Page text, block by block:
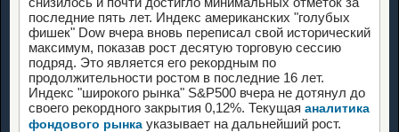
последние пять лет. Индекс американских "голубых
фишек" Dow вчера вновь переписал свой исторический
максимум, показав рост десятую торговую сессию
подряд. Это является его рекордным по
продолжительности ростом в последние 16 лет.
Индекс "широкого рынка" S&P500 вчера не дотянул до
своего рекордного закрытия 0,12%. Текущая аналитика
фондового рынка указывает на дальнейший рост.